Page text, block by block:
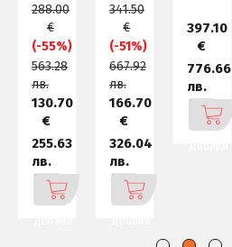
288.00
€
(-55%)
563.28
лв.
130.70
€
255.63
лв.
341.50
€
(-51%)
667.92
лв.
166.70
€
326.04
лв.
397.10
€
776.66
лв.